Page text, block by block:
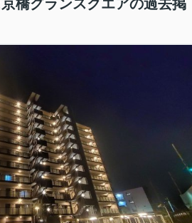
橋グランスクエアの過去掲